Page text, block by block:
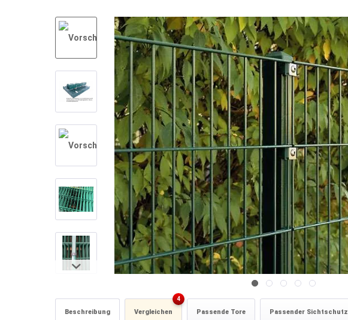
Beschreibung Vergleichen
4
Passende Tore Passender Sichtschutz